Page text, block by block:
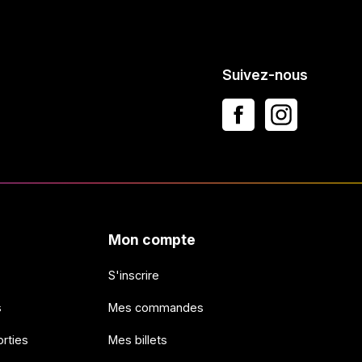
Suivez-nous
Mon compte
S'inscrire
Mes commandes
Mes billets